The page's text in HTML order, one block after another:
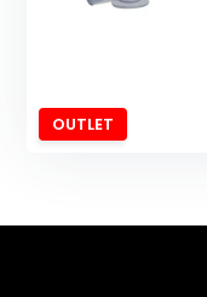
OUTLET